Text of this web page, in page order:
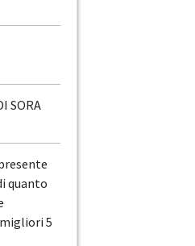
SORA
quanto
5